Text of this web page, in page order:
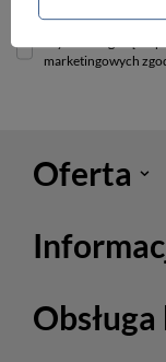
marketingowych
Oferta